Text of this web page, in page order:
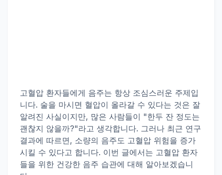
고혈압 환자들에게 음주는 항상 조심스러운 주제입
니다. 술을 마시면 혈압이 올라갈 수 있다는 것은 잘
알려진 사실이지만, 많은 사람들이 "한두 잔 정도는
괜찮지 않을까?"라고 생각합니다. 그러나 최근 연구
결과에 따르면, 소량의 음주도 고혈압 위험을 증가
시킬 수 있다고 합니다. 이번 글에서는 고혈압 환자
들을 위한 건강한 음주 습관에 대해 알아보겠습니